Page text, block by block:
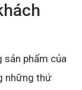
sản phẩm của
những thứ